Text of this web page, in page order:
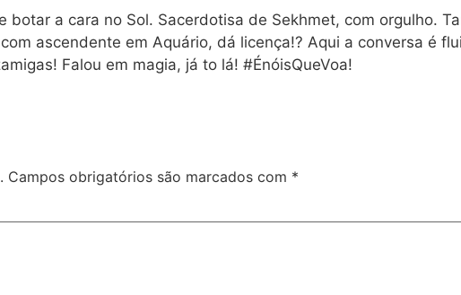
botar a cara no Sol. Sacerdotisa de Sekhmet, com orgulho.
ascendente em Aquário, dá licença!? Aqui a conversa é
Falou em magia, já to lá! #ÉnóisQueVoa!
Campos obrigatórios são marcados com *